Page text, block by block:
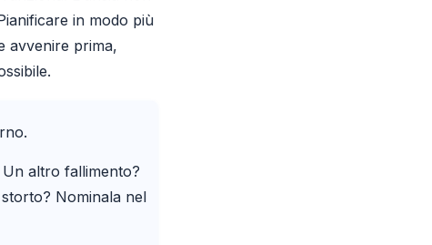
in modo più
avvenire prima,
altro fallimento?
Nominala nel